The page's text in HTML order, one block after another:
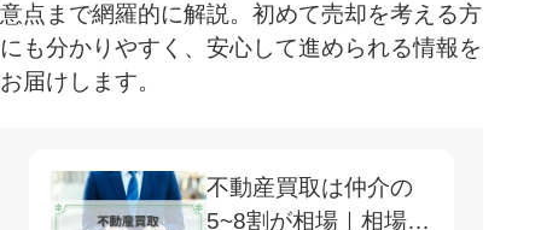
意点まで網羅的に解説。初めて売却を考える方
にも分かりやすく、安心して進められる情報を
お届けします。
不動産買取は仲介の
5~8割が相場｜相場の